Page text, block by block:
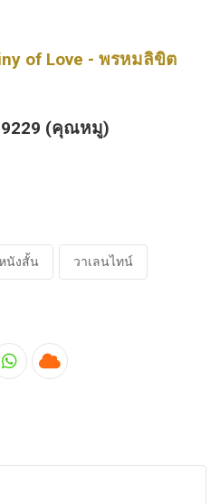
of Love -​ พรหมลิขิต
(คุณหมู)
นังสั้น วาเลนไทน์
Whatsapp
Cloud